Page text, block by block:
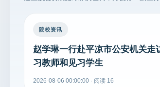
院校资讯
赵学琳一行赴平凉市公安机关走
习教师和见习学生
2026-08-06 00:00:00 · 阅读 16